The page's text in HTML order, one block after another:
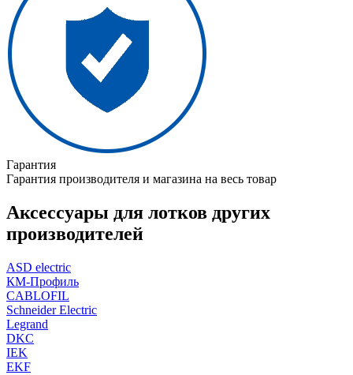
Гарантия
Гарантия производителя и магазина на весь товар
Аксессуары для лотков других
производителей
ASD electric
КМ-Профиль
CABLOFIL
Schneider Electric
Legrand
DKC
IEK
EKF